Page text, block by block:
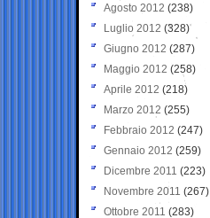
Agosto 2012 (238)
Luglio 2012 (328)
Giugno 2012 (287)
Maggio 2012 (258)
Aprile 2012 (218)
Marzo 2012 (255)
Febbraio 2012 (247)
Gennaio 2012 (259)
Dicembre 2011 (223)
Novembre 2011 (267)
Ottobre 2011 (283)